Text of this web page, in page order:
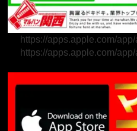
https://apps.apple.com/
https://apps.apple.com/